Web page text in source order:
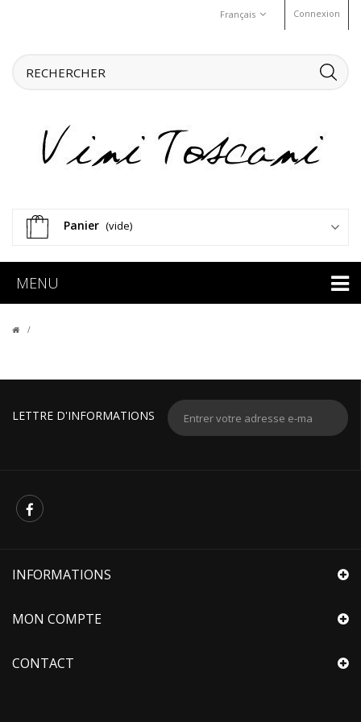
Connexion
Français
Panier (vide)
MENU
LETTRE D'INFORMATIONS
INFORMATIONS
MON COMPTE
CONTACT